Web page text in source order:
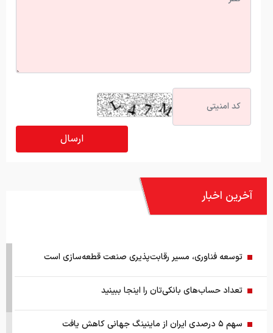
آخرین اخبار
توسعه فناوری، مسیر رقابت‌پذیری صنعت قطعه‌سازی است
تعداد حساب‌های بانکی‌تان را اینجا ببینید
سهم ۵ درصدی ایران از ماینینگ جهانی کاهش یافت